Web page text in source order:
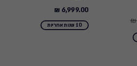
6,999.00
₪
6,999.00 ₪
10 שנות אחריות